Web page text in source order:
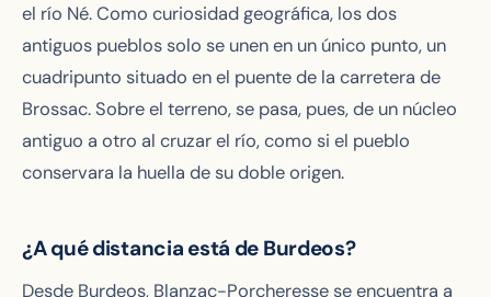
el río Né. Como curiosidad geográfica, los dos
antiguos pueblos solo se unen en un único punto, un
cuadripunto situado en el puente de la carretera de
Brossac. Sobre el terreno, se pasa, pues, de un núcleo
antiguo a otro al cruzar el río, como si el pueblo
conservara la huella de su doble origen.
¿A qué distancia está de Burdeos?
Desde Burdeos, Blanzac-Porcheresse se encuentra a